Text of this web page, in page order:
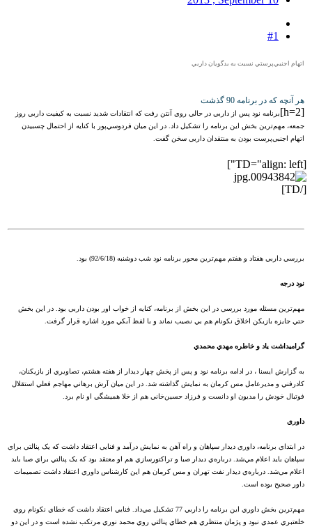
#1
اتهام اجنبي‌پرستي نسبت به بدگويان داربي
هر آنچه که در برنامه 90 گذشت
[h=2]
برنامه نود پس از داربي در حالي روي آنتن رفت که انتقادات شديد نسبت به کيفيت داربي روز
جمعه، مهم‌ترين بخش اين برنامه را تشکيل داد. در اين ميان فردوسي‌پور با کنايه از احتمال چسبيدن
اتهام اجنبي‌پرست بودن به منتقدان داربي سخن گفت.
[TD="align: left"]
[/TD]
بررسي داربي هفتاد و هفتم مهم‌ترين محور برنامه نود شب دوشنبه (92/6/18) بود.
نود درجه
مهم‌ترين مسئله مورد بررسي در اين بخش از برنامه، کنايه از خواب اور بودن داربي بود. در اين بخش
حتي جايزه بازيکن اخلاق نکونام هم بي نصيب نماند و با لفظ آبکي مورد اشاره قرار گرفت.
گراميداشت ياد و خاطره مهدي محمدي
به گزارش ايسنا ، در ادامه برنامه نود و پس از پخش چهار ديدار از هفته هشتم، تصاويري از بازيکنان،
کادرفني و مديرعامل مس کرمان به نمايش گذاشته شد. در اين ميان آرش برهاني مهاجم فعلي استقلال
فوتبال خودش را مديون او دانست و فرزاد حسين‌خاني هم از خلا هميشگي او نام برد.
داوري
در ابتداي برنامه، داوري ديدار سپاهان و راه آهن به نمايش درآمد و فنايي اعتقاد داشت که يک پنالتي براي
سپاهان بايد اعلام مي‌شد. درباره‌ي ديدار صبا و تراکتورسازي هم او معتقد بود که يک پنالتي براي صبا بايد
اعلام مي‌شد. درباره‌ي ديدار نفت تهران و مس کرمان هم اين کارشناس داوري اعتقاد داشت تصميمات
داور صحيح بوده است.
مهم‌ترين بخش داوري اين برنامه را داربي 77 تشکيل مي‌داد. فنايي اعتقاد داشت که خطاي نکونام روي
خلعتبري عمدي نبود و پژمان منتظري هم خطاي پنالتي روي محمد نوري مرتکب نشده است و در اين دو